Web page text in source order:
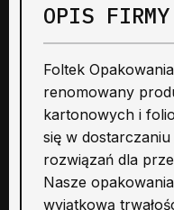
OPIS FIRMY
Foltek
renomowany
kartonowych i
się w
rozwiązań dla
Nasze
wyjątkową